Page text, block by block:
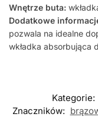
Wnętrze buta:
Dodatkowe
pozwala na idealne
wkładka absorbująca
Kategorie:
Znaczników: